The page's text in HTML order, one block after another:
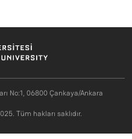
No:1, 06800 Çankaya/Ankara
Tüm hakları saklıdır.